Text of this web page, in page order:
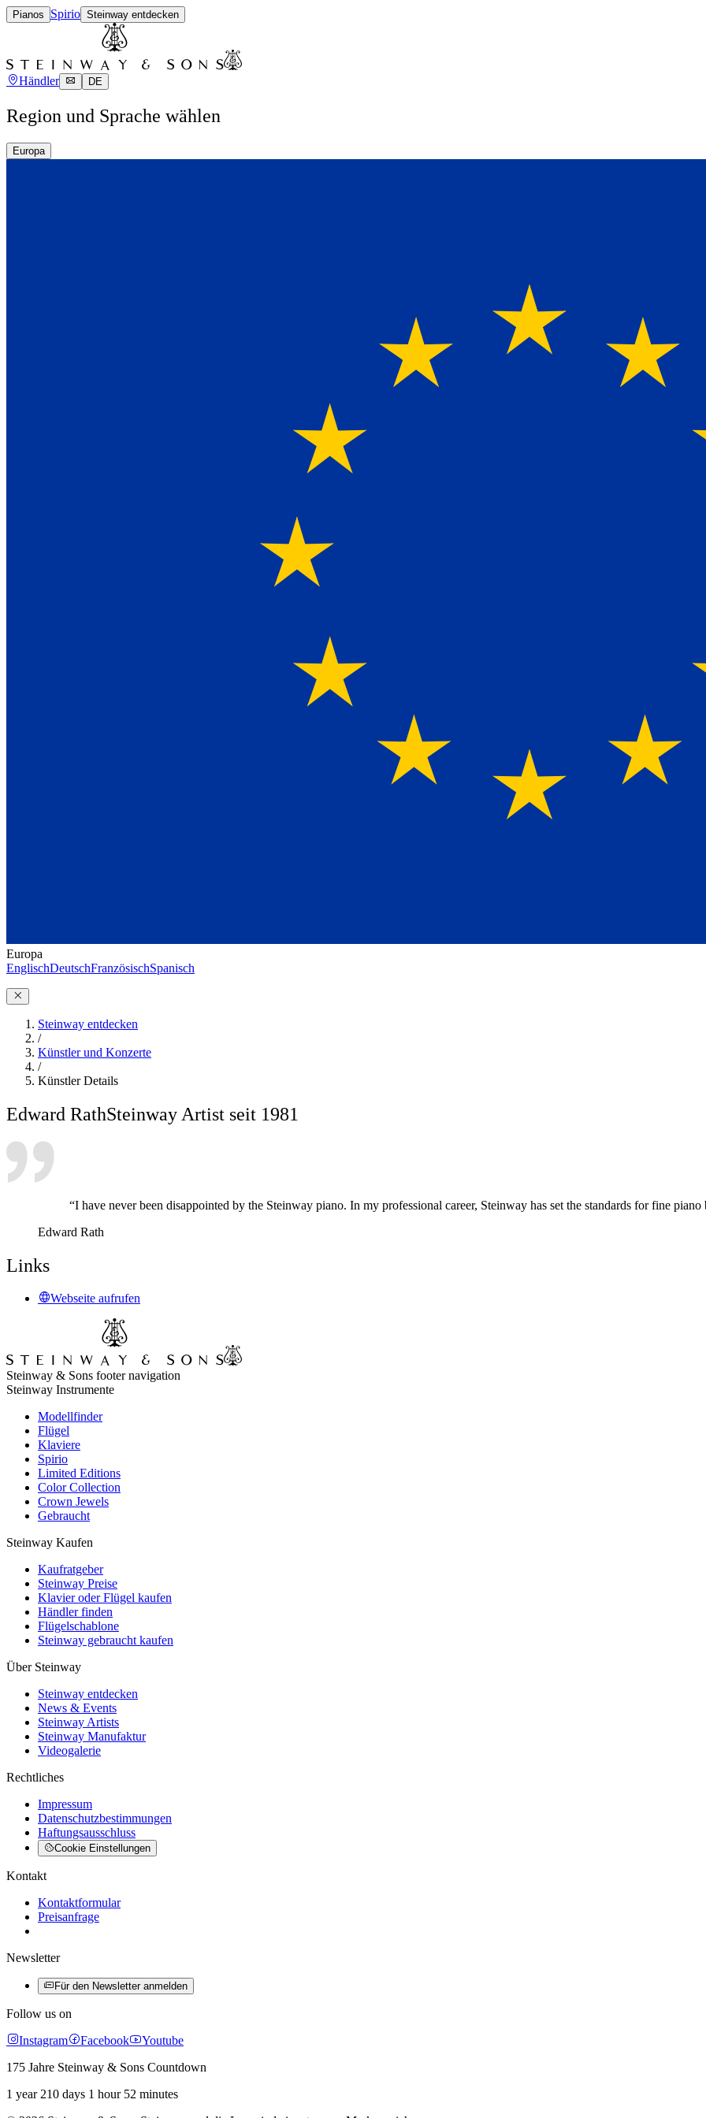
Pianos Spirio Steinway entdecken
Händler DE
Region und Sprache wählen
Europa
Europa
EnglischDeutschFranzösischSpanisch
Steinway entdecken
/
Künstler und Konzerte
/
Künstler Details
Edward RathSteinway Artist seit 1981
“I have never been disappointed by the Steinway piano. In my professional career, Steinway has set the standards for fine
Edward Rath
Links
Webseite aufrufen
Steinway & Sons footer navigation
Steinway Instrumente
Modellfinder
Flügel
Klaviere
Spirio
Limited Editions
Color Collection
Crown Jewels
Gebraucht
Steinway Kaufen
Kaufratgeber
Steinway Preise
Klavier oder Flügel kaufen
Händler finden
Flügelschablone
Steinway gebraucht kaufen
Über Steinway
Steinway entdecken
News & Events
Steinway Artists
Steinway Manufaktur
Videogalerie
Rechtliches
Impressum
Datenschutzbestimmungen
Haftungsausschluss
Cookie Einstellungen
Kontakt
Kontaktformular
Preisanfrage
Newsletter
Für den Newsletter anmelden
Follow us on
Instagram
Facebook
Youtube
175 Jahre Steinway & Sons Countdown
1 year 210 days 1 hour 52 minutes